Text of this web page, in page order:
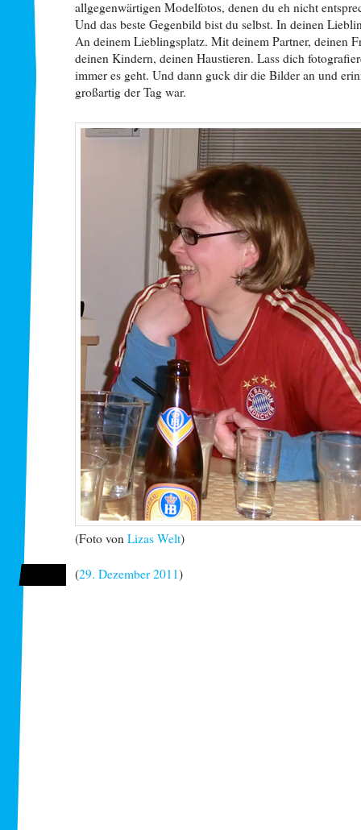
allgegenwärtigen Modelfotos, denen du eh nicht
Und das beste Gegenbild bist du selbst. In deinen
An deinem Lieblingsplatz. Mit deinem Partner, deinen
deinen Kindern, deinen Haustieren. Lass dich
immer es geht. Und dann guck dir die Bilder an und
großartig der Tag war.
(Foto von Lizas Welt)
(29. Dezember 2011)